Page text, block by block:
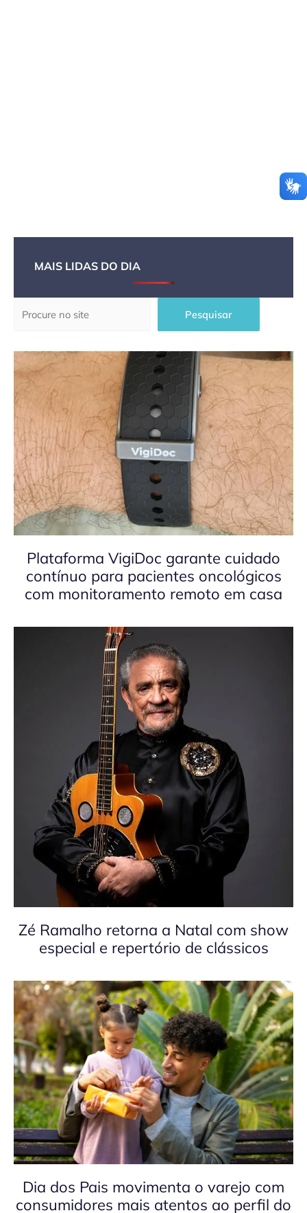
MAIS LIDAS DO DIA
Pesquisar
Plataforma VigiDoc garante cuidado
contínuo para pacientes oncológicos
com monitoramento remoto em casa
Zé Ramalho retorna a Natal com show
especial e repertório de clássicos
Dia dos Pais movimenta o varejo com
consumidores mais atentos ao perfil do